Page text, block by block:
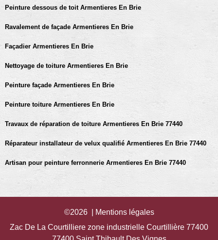
Peinture dessous de toit Armentieres En Brie
Ravalement de façade Armentieres En Brie
Façadier Armentieres En Brie
Nettoyage de toiture Armentieres En Brie
Peinture façade Armentieres En Brie
Peinture toiture Armentieres En Brie
Travaux de réparation de toiture Armentieres En Brie 77440
Réparateur installateur de velux qualifié Armentieres En Brie 77440
Artisan pour peinture ferronnerie Armentieres En Brie 77440
©2026 |
Mentions légales
Zac De La Courtilliere zone industrielle Courtillière 77400